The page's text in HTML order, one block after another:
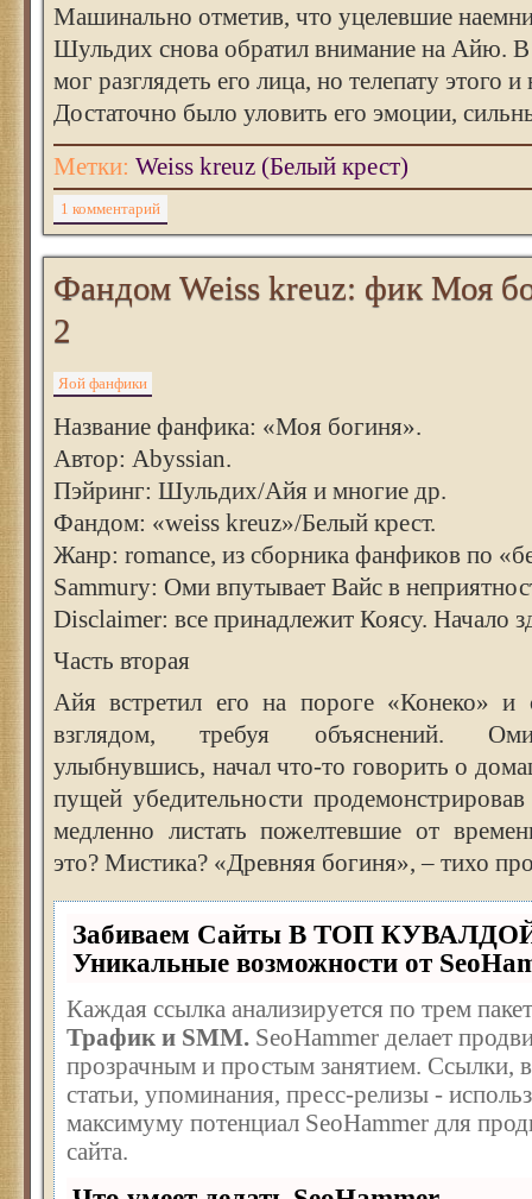
Машинально отметив, что уцелевшие
Шульдих снова обратил внимание на Айю. В
мог разглядеть его лица, но телепату этого
Достаточно было уловить его эмоции,
Метки: Weiss kreuz (Белый крест)
1 комментарий
Фандом Weiss kreuz: фик Моя
2
Яой фанфики
Название фанфика: «Моя богиня».
Автор: Abyssian.
Пэйринг: Шульдих/Айя и многие др.
Фандом: «weiss kreuz»/Белый крест.
Жанр: romance, из сборника фанфиков по
Sammury: Оми впутывает Вайс в
Disclaimer: все принадлежит Коясу. Начало
Часть вторая
Айя встретил его на пороге «Конеко» и
взглядом, требуя объяснений.
улыбнувшись, начал что-то говорить о
пущей убедительности
медленно листать пожелтевшие от
это? Мистика? «Древняя богиня», – тихо
Забиваем Сайты В ТОП
Уникальные возможности от
Каждая ссылка анализируется по трем
Трафик и SMM. SeoHammer делает
прозрачным и простым занятием. Ссылки,
статьи, упоминания, пресс-релизы -
максимуму потенциал SeoHammer для
сайта.